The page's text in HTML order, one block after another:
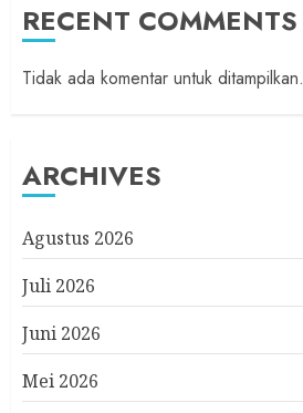
RECENT COMMENTS
Tidak ada komentar untuk ditampilkan.
ARCHIVES
Agustus 2026
Juli 2026
Juni 2026
Mei 2026